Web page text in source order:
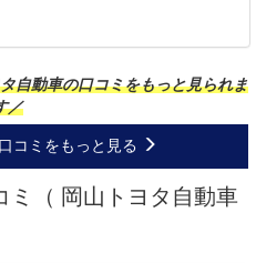
自動車の口コミをもっと見られま
／
コミをもっと見る
ミ（ 岡山トヨタ自動車